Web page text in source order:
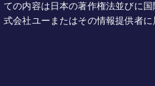
ての内容は日本の著作権法並びに
式会社ユーまたはその情報提供者に